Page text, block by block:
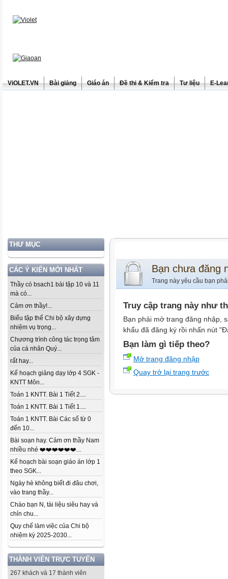
ViOLET.VN Bài giảng Giáo án Đề thi & Kiểm tra Tư liệu E-
THƯ MỤC
CÁC Ý KIẾN MỚI NHẤT
Thầy có bsach1 bài tập 10 và 11
mà có...
Cảm ơn thầy!...
Biểu tập thể Chi bộ xây dựng
nhiệm vụ trọng...
Chương trình công tác trọng tâm
của cá nhân Quý...
rất hay...
Kế hoạch giảng dạy lớp 4 SGK -
KNTT Môn...
Toán 1 KNTT. Bài 1 Tiết 2....
Toán 1 KNTT. Bài 1 Tiết 1....
Toán 1 KNTT. Bài Các số từ 0
đến 10...
Bài soạn hay. Cảm ơn thầy Nam
nhiều nhé ❤️❤️❤️❤️❤️❤️...
Kế hoạch bài soạn giáo án lớp 1
theo SGK...
Ngày hè không biết đi đâu chơi,
vào trang thầy...
Chào bạn N, tài liệu siêu hay và
chỉn chu...
Quy chế làm việc của Chi bộ
nhiệm kỳ 2025-2030...
THÀNH VIÊN TRỰC TUYẾN
267 khách và 17 thành viên
Bạn chưa đăng
Trang này yêu cầu bạn
Truy cập trang này như
Bạn phải mở trang đăng nhập,
khẩu đã đăng ký rồi nhấn nút
Bạn làm gì tiếp theo?
Mở trang đăng nhập
Quay trở lại trang trước